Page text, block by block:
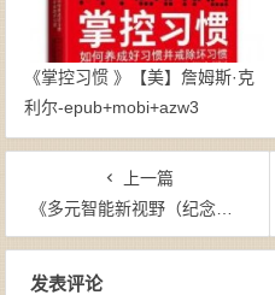
《掌控习惯 》【美】詹姆斯·克
利尔-epub+mobi+azw3
上一篇
《多元智能新视野（纪念版）》[美]霍华德•加德纳（作者）-epub+mobi+azw3
发表评论